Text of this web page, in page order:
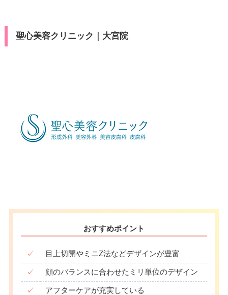
聖心美容クリニック｜大宮院
おすすめポイント
✓ 目上切開やミニZ法などデザインが豊富
✓ 顔のバランスに合わせたミリ単位のデザイン
✓ アフターケアが充実している